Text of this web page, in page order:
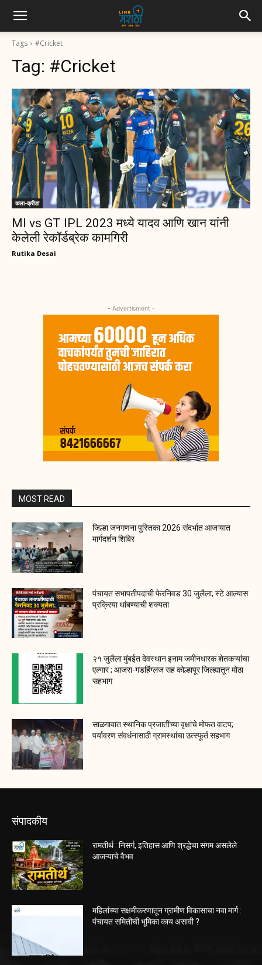
Tags #Cricket
Tag: #Cricket
कला-क्रीडा
MI vs GT IPL 2023 मध्ये यादव आणि खान यांनी
केलेली रेकॉर्डब्रेक कामगिरी
Rutika Desai
- Advertisment -
MOST READ
जिल्हा जनगणना पुस्तिका 2026 संदर्भात आजऱ्यात
मार्गदर्शन शिबिर
पंचायत सभापतीपदाची फेरनिवड 30 जुलैला; स्टे आल्यास
प्रक्रिया थांबण्याची शक्यता
२१ जुलैला मुंबईत देवस्थान इनाम जमीनधारक शेतकऱ्यांचा
एल्गार ; आजरा-गडहिंग्लज सह कोल्हापूर जिल्ह्यातून मोठा
सहभाग
साळगावात स्थानिक प्रजातींच्या वृक्षांचे मोफत वाटप;
पर्यावरण संवर्धनासाठी ग्रामस्थांचा उत्स्फूर्त सहभाग
संपादकीय
रामतीर्थ : निसर्ग, इतिहास आणि श्रद्धेचा संगम असलेले
आजऱ्याचे वैभव
महिलांच्या सक्षमीकरणातून ग्रामीण विकासाचा नवा मार्ग :
पंचायत समितीची भूमिका काय असावी ?